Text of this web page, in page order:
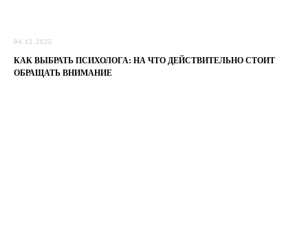
04.12.2025
КАК ВЫБРАТЬ ПСИХОЛОГА: НА ЧТО ДЕЙСТВИТЕЛЬНО СТОИТ
ОБРАЩАТЬ ВНИМАНИЕ